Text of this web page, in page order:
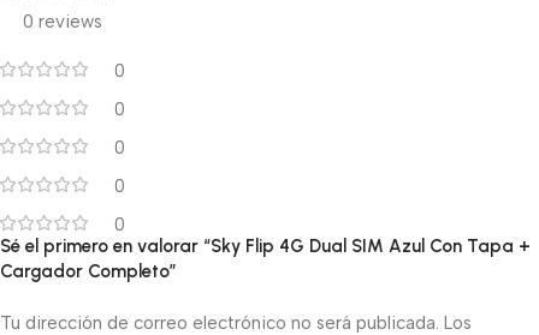
0 reviews
0
0
0
0
0
Sé el primero en valorar “Sky Flip 4G Dual SIM Azul Con Tapa +
Cargador Completo”
Tu dirección de correo electrónico no será publicada. Los